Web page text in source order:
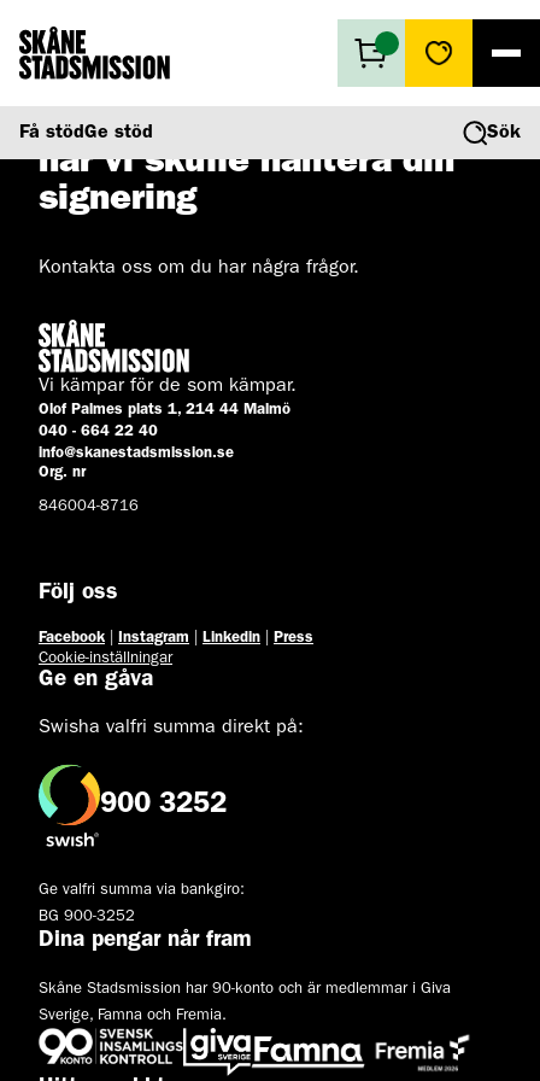
Få stödGe stöd Sök
Få stöd
Ge stöd
Vad vi gör
Second hand
Ett oväntat fel inträffade
när vi skulle hantera din
signering
Kontakta oss om du har några frågor.
Vi kämpar för de som kämpar.
Olof Palmes plats 1, 214 44 Malmö
040 - 664 22 40
info@skanestadsmission.se
Org. nr
846004-8716
Följ oss
Facebook Instagram Linkedin
Press
Cookie-inställningar
Ge en gåva
Swisha valfri summa direkt på:
900 3252
Ge valfri summa via bankgiro:
BG 900-3252
Dina pengar når fram
Skåne Stadsmission har 90-konto och är medlemmar i Giva
Sverige, Famna och Fremia.